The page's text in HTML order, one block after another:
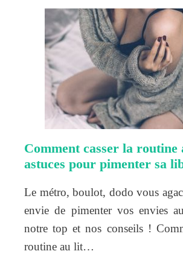
Comment casser la routine
astuces pour pimenter sa
Le métro, boulot, dodo vous
envie de pimenter vos envies
notre top et nos conseils !
routine au lit…